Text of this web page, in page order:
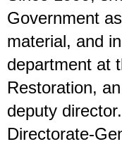
Government
material, and
department at
Restoration,
deputy
Directorate-